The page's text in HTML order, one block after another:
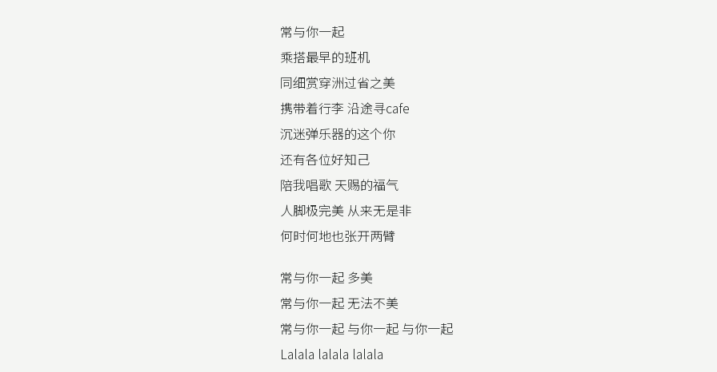
常与你一起
乘搭最早的班机
同细赏穿洲过省之美
携带着行李 沿途寻cafe
沉迷弹乐器的这个你
还有各位好知己
陪我唱歌 天赐的福气
人脚极完美 从来无是非
何时何地也张开两臂
常与你一起 多美
常与你一起 无法不美
常与你一起 与你一起 与你一起
Lalala lalala lalala